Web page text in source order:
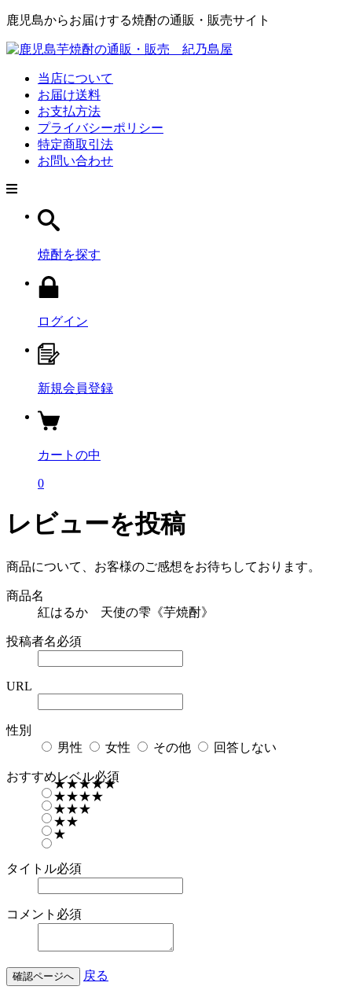
鹿児島からお届けする焼酎の通販・販売サイト
当店について
お届け送料
お支払方法
プライバシーポリシー
特定商取引法
お問い合わせ
焼酎を探す
ログイン
新規会員登録
カートの中
0
レビューを投稿
商品について、お客様のご感想をお待ちしております。
商品名
紅はるか 天使の雫《芋焼酎》
投稿者名必須
URL
性別
男性
女性 その他 回答しない
おすすめレベル必須
★★★★★
★★★★
★★★
★★
★
タイトル必須
コメント 必須
確認ページへ 戻る